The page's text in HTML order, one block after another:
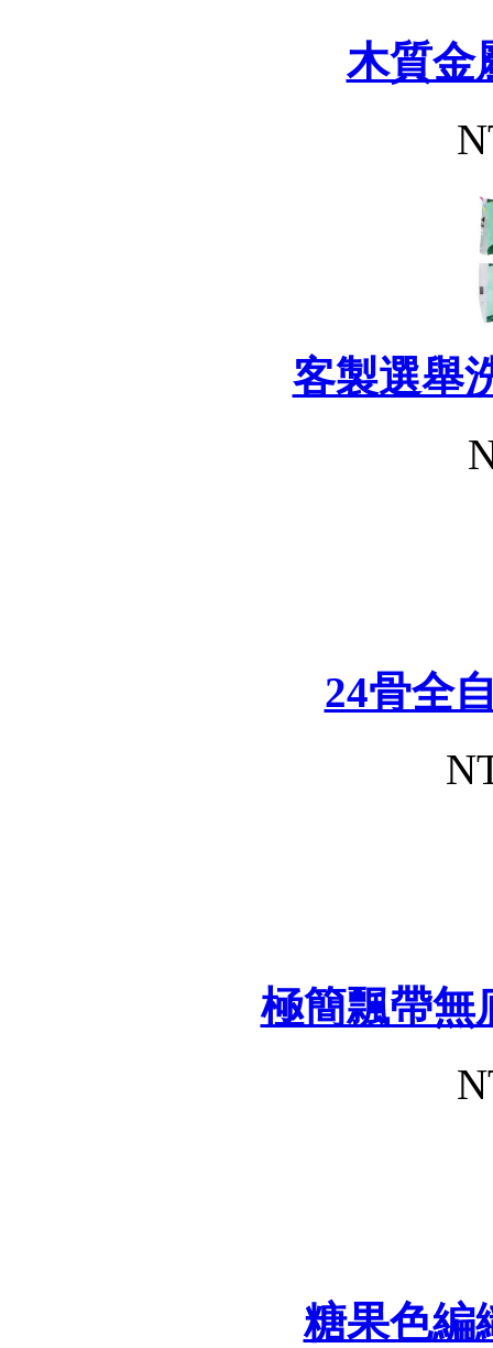
木質金
客製選舉
24骨全
極簡飄帶無
糖果色編